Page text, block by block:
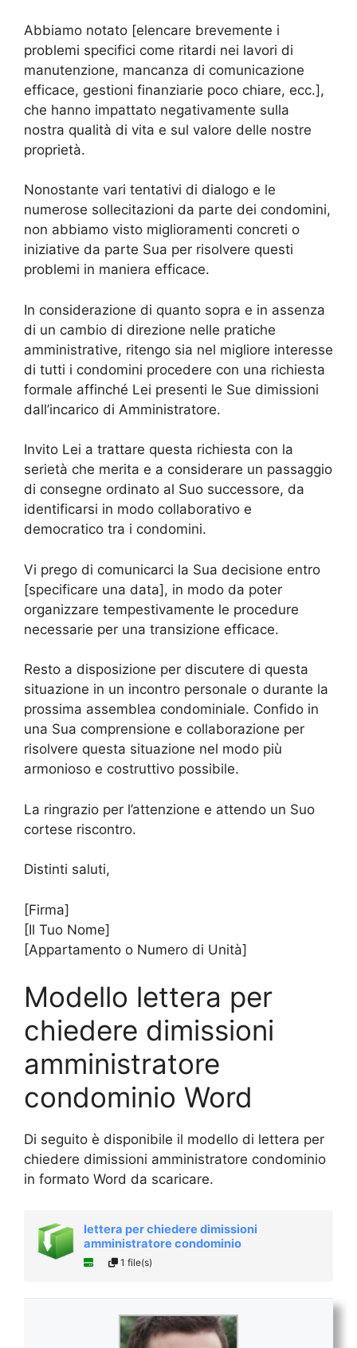
Abbiamo notato [elencare brevemente i
problemi specifici come ritardi nei lavori di
manutenzione, mancanza di comunicazione
efficace, gestioni finanziarie poco chiare, ecc.],
che hanno impattato negativamente sulla
nostra qualità di vita e sul valore delle nostre
proprietà.
Nonostante vari tentativi di dialogo e le
numerose sollecitazioni da parte dei condomini,
non abbiamo visto miglioramenti concreti o
iniziative da parte Sua per risolvere questi
problemi in maniera efficace.
In considerazione di quanto sopra e in assenza
di un cambio di direzione nelle pratiche
amministrative, ritengo sia nel migliore interesse
di tutti i condomini procedere con una richiesta
formale affinché Lei presenti le Sue dimissioni
dall’incarico di Amministratore.
Invito Lei a trattare questa richiesta con la
serietà che merita e a considerare un passaggio
di consegne ordinato al Suo successore, da
identificarsi in modo collaborativo e
democratico tra i condomini.
Vi prego di comunicarci la Sua decisione entro
[specificare una data], in modo da poter
organizzare tempestivamente le procedure
necessarie per una transizione efficace.
Resto a disposizione per discutere di questa
situazione in un incontro personale o durante la
prossima assemblea condominiale. Confido in
una Sua comprensione e collaborazione per
risolvere questa situazione nel modo più
armonioso e costruttivo possibile.
La ringrazio per l’attenzione e attendo un Suo
cortese riscontro.
Distinti saluti,
[Firma]
[Il Tuo Nome]
[Appartamento o Numero di Unità]
Modello lettera per
chiedere dimissioni
amministratore
condominio Word
Di seguito è disponibile il modello di lettera per
chiedere dimissioni amministratore condominio
in formato Word da scaricare.
lettera per chiedere dimissioni
amministratore condominio
1 file(s)